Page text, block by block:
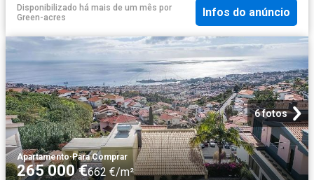
Disponibilizado há mais de um mês por
Green-acres
Infos do anúncio
6 fotos
Apartamento·Para Comprar
265 000 €662 €/m²